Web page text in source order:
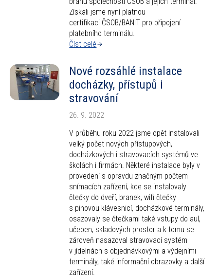
Získali jsme nyní platnou
certifikaci ČSOB/BANIT pro připojení
platebního terminálu.
Číst celé
Nové rozsáhlé instalace
docházky, přístupů i
stravování
26. 9. 2022
V průběhu roku 2022 jsme opět instalovali
velký počet nových přístupových,
docházkových i stravovacích systémů ve
školách i firmách. Některé instalace byly v
provedení s opravdu značným počtem
snímacích zařízení, kde se instalovaly
čtečky do dveří, branek, wifi čtečky
s pinovou klávesnicí, docházkové terminály,
osazovaly se čtečkami také vstupy do aul,
učeben, skladových prostor a k tomu se
zároveň nasazoval stravovací systém
v jídelnách s objednávkovými a výdejními
terminály, také informační obrazovky a další
zařízení.